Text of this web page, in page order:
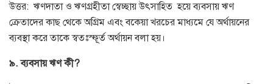
উত্তর: ঋণদাতা ও ঋণগ্রহীতা স্বেচ্ছায় উৎসাহিত হয়ে ব্যবসায় ঋণ
ক্রেতাদের কাছ থেকে অগ্রিম এবং বকেয়া খরচের মাধ্যমে যে অর্থায়নের
ব্যবস্থা করে তাকে স্বতঃস্ফূর্ত অর্থায়ন বলা হয়।
৯. ব্যবসায় ঋণ কী?